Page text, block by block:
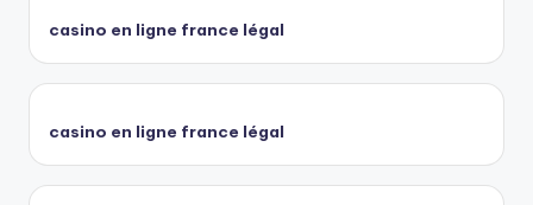
casino en ligne france légal
casino en ligne france légal